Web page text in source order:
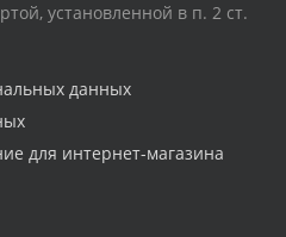
установленной в п. 2 ст.
данных
для интернет-магазина